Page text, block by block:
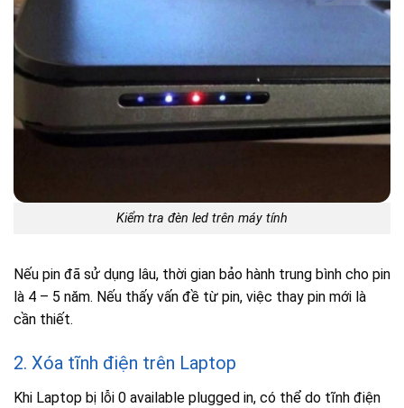
Kiểm tra đèn led trên máy tính
Nếu pin đã sử dụng lâu, thời gian bảo hành trung bình cho pin
là 4 – 5 năm. Nếu thấy vấn đề từ pin, việc thay pin mới là
cần thiết.
2. Xóa tĩnh điện trên Laptop
Khi Laptop bị lỗi 0 available plugged in, có thể do tĩnh điện